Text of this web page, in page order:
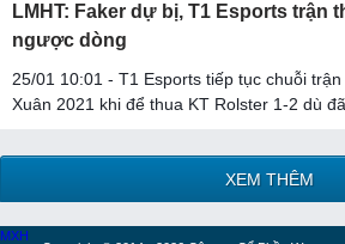
LMHT: Faker dự bị, T1 Esports trận
ngược dòng
25/01 10:01 - T1 Esports tiếp tục chuỗi
Xuân 2021 khi để thua KT Rolster 1-2 dù
XEM THÊM
MXH